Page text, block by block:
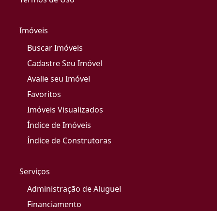
Imóveis
Buscar Imóveis
Cadastre Seu Imóvel
Avalie seu Imóvel
Favoritos
Imóveis Visualizados
Índice de Imóveis
Índice de Construtoras
Serviços
Administração de Aluguel
Financiamento